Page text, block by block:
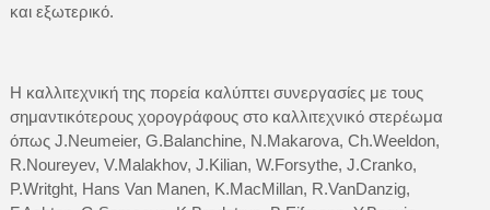
και εξωτερικό.
Η καλλιτεχνική της πορεία καλύπτει συνεργασίες με τους
σημαντικότερους χορογράφους στο καλλιτεχνικό στερέωμα
όπως J.Neumeier, G.Balanchine, N.Makarova, Ch.Weeldon,
R.Noureyev, V.Malakhov, J.Kilian, W.Forsythe, J.Cranko,
P.Writght, Hans Van Manen, K.MacMillan, R.VanDanzig,